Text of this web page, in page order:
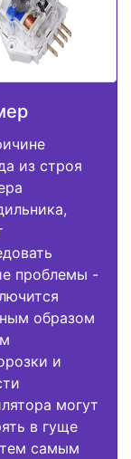
из строя
проблемы -
образом
и
могут
в гуще
самым